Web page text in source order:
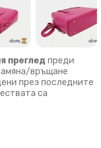
преглед преди
връщане
през последните
са